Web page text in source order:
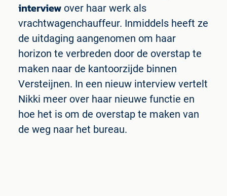
interview over haar werk als
vrachtwagenchauffeur. Inmiddels heeft ze
de uitdaging aangenomen om haar
horizon te verbreden door de overstap te
maken naar de kantoorzijde binnen
Versteijnen. In een nieuw interview vertelt
Nikki meer over haar nieuwe functie en
hoe het is om de overstap te maken van
de weg naar het bureau.